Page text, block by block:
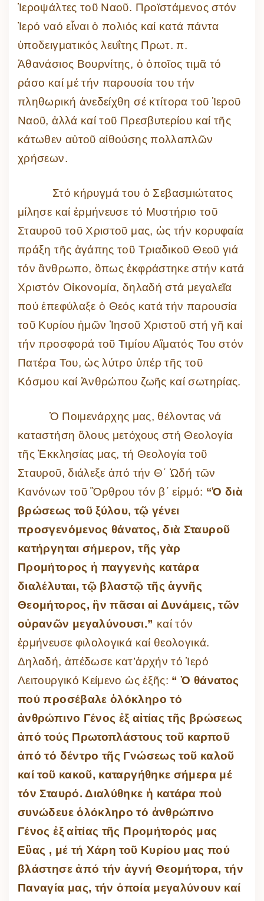
Ἱεροψάλτες τοῦ Ναοῦ. Προϊστάμενος στόν
Ἰερό ναό εἶναι ὁ πολιός καί κατά πάντα
ὑποδειγματικός λευΐτης Πρωτ. π.
Ἀθανάσιος Βουρνίτης, ὁ ὁποῖος τιμᾶ τό
ράσο καί μέ τήν παρουσία του τήν
πληθωρική ἀνεδείχθη σέ κτίτορα τοῦ Ἱεροῦ
Ναοῦ, ἀλλά καί τοῦ Πρεσβυτερίου καί τῆς
κάτωθεν αὐτοῦ αἰθούσης πολλαπλῶν
χρήσεων.
Στό κήρυγμά του ὁ Σεβασμιώτατος
μίλησε καί ἑρμήνευσε τό Μυστήριο τοῦ
Σταυροῦ τοῦ Χριστοῦ μας, ὡς τήν κορυφαία
πράξη τῆς ἀγάπης τοῦ Τριαδικοῦ Θεοῦ γιά
τόν ἂνθρωπο, ὃπως ἐκφράστηκε στήν κατά
Χριστόν Οἰκονομία, δηλαδή στά μεγαλεῖα
πού ἐπεφύλαξε ὁ Θεός κατά τήν παρουσία
τοῦ Κυρίου ἡμῶν Ἰησοῦ Χριστοῦ στή γῆ καί
τήν προσφορά τοῦ Τιμίου Αἳματός Του στόν
Πατέρα Του, ὡς λύτρο ὑπέρ τῆς τοῦ
Κόσμου καί Ἀνθρώπου ζωῆς καί σωτηρίας.
Ὁ Ποιμενάρχης μας, θέλοντας νά
καταστήση ὃλους μετόχους στή Θεολογία
τῆς Ἐκκλησίας μας, τή Θεολογία τοῦ
Σταυροῦ, διάλεξε ἀπό τήν Θ΄ Ὠδή τῶν
Κανόνων τοῦ Ὂρθρου τόν β΄ εἰρμό: “Ὁ διὰ
βρώσεως τοῦ ξύλου, τῷ γένει
προσγενόμενoς θάνατος, διὰ Σταυροῦ
κατήργηται σήμερον, τῆς γὰρ
Προμήτορος ἡ παγγενὴς κατάρα
διαλέλυται, τῷ βλαστῷ τῆς ἁγνῆς
Θεομήτορος, ἣν πᾶσαι αἱ Δυνάμεις, τῶν
οὐρανῶν μεγαλύνουσι.” καί τόν
ἑρμήνευσε φιλολογικά καί θεολογικά.
Δηλαδή, ἀπέδωσε κατ’ἀρχήν τό Ἱερό
Λειτουργικό Κείμενο ὡς ἐξῆς: “ Ὁ θάνατος
πού προσέβαλε ὁλόκληρο τό
ἀνθρώπινο Γένος ἐξ αἰτίας τῆς βρώσεως
ἀπό τούς Πρωτοπλάστους τοῦ καρποῦ
ἀπό τό δέντρο τῆς Γνώσεως τοῦ καλοῦ
καί τοῦ κακοῦ, καταργήθηκε σήμερα μέ
τόν Σταυρό. Διαλύθηκε ἡ κατάρα ποὐ
συνώδευε ὁλόκληρο τό ἀνθρώπινο
Γένος ἐξ αἰτίας τῆς Προμήτορός μας
Εὒας , μέ τή Χάρη τοῦ Κυρίου μας πού
βλάστησε ἀπό τήν ἁγνή Θεομήτορα, τήν
Παναγία μας, τήνὁποία μεγαλύνουν καί